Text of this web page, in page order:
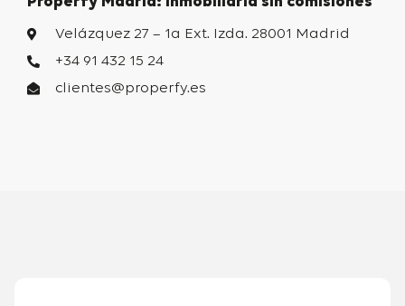
Velázquez 27 – 1a Ext. Izda. 28001 Madrid
+34 91 432 15 24
clientes@properfy.es